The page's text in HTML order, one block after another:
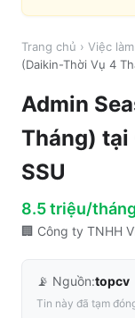
Trang chủ › Việc làm
(Daikin-Thời Vụ 4
Admin
Tháng) tại
SSU
8.5 triệu/tháng
🏢 Công ty TNHH
📡 Nguồn:topcv
Tin này đã tạm